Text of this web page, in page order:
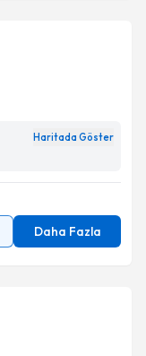
almanız için bir
belirtilen
Haritada Göster
Daha Fazla